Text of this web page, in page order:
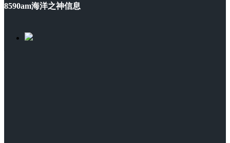
8590am海洋之神信息